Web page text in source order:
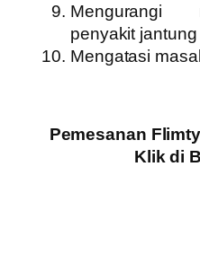
Mengurangi
penyakit
Mengatasi
Pemesanan
Klik di